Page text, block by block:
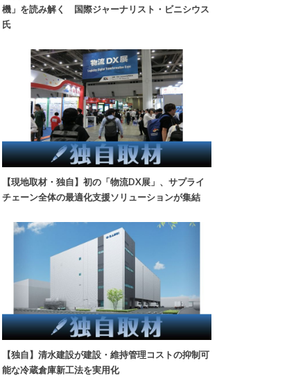
機」を読み解く 国際ジャーナリスト・ビニシウス
氏
【現地取材・独自】初の「物流DX展」、サプライ
チェーン全体の最適化支援ソリューションが集結
【独自】清水建設が建設・維持管理コストの抑制可
能な冷蔵倉庫新工法を実用化